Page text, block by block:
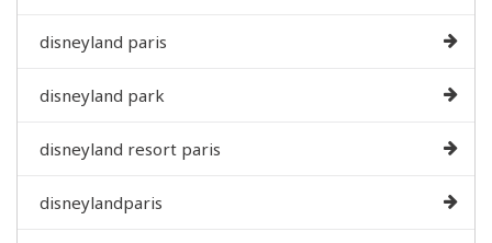
disneyland paris
disneyland park
disneyland resort paris
disneylandparis